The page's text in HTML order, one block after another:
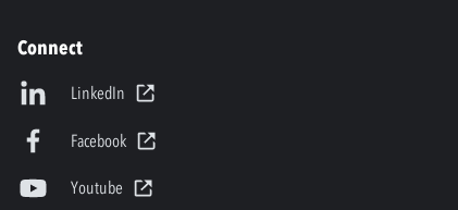
Connect
LinkedIn
Facebook
Youtube